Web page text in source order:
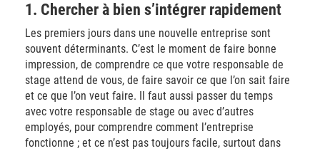
1. Chercher à bien s’intégrer rapidement
Les premiers jours dans une nouvelle entreprise sont
souvent déterminants. C’est le moment de faire bonne
impression, de comprendre ce que votre responsable de
stage attend de vous, de faire savoir ce que l’on sait faire
et ce que l’on veut faire. Il faut aussi passer du temps
avec votre responsable de stage ou avec d’autres
employés, pour comprendre comment l’entreprise
fonctionne ; et ce n’est pas toujours facile, surtout dans